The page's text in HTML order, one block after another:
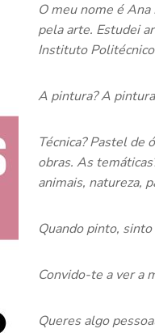
O meu nome é
pela arte. Estudei
Instituto
A pintura? A
Técnica? Pastel de
obras. As
animais, natureza,
Quando pinto,
Convido-te a ver a
Queres algo